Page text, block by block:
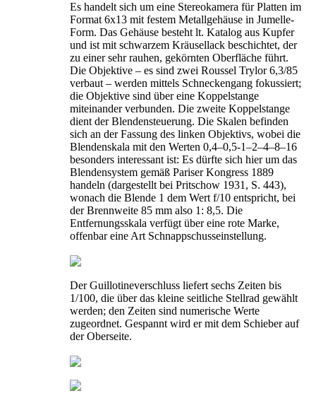
Es handelt sich um eine Stereokamera für Platten im
Format 6x13 mit festem Metallgehäuse in Jumelle-
Form. Das Gehäuse besteht lt. Katalog aus Kupfer
und ist mit schwarzem Kräusellack beschichtet, der
zu einer sehr rauhen, gekörnten Oberfläche führt.
Die Objektive – es sind zwei Roussel Trylor 6,3/85
verbaut – werden mittels Schneckengang fokussiert;
die Objektive sind über eine Koppelstange
miteinander verbunden. Die zweite Koppelstange
dient der Blendensteuerung. Die Skalen befinden
sich an der Fassung des linken Objektivs, wobei die
Blendenskala mit den Werten 0,4–0,5-1–2–4–8–16
besonders interessant ist: Es dürfte sich hier um das
Blendensystem gemäß Pariser Kongress 1889
handeln (dargestellt bei Pritschow 1931, S. 443),
wonach die Blende 1 dem Wert f/10 entspricht, bei
der Brennweite 85 mm also 1: 8,5. Die
Entfernungsskala verfügt über eine rote Marke,
offenbar eine Art Schnappschusseinstellung.
Der Guillotineverschluss liefert sechs Zeiten bis
1/100, die über das kleine seitliche Stellrad gewählt
werden; den Zeiten sind numerische Werte
zugeordnet. Gespannt wird er mit dem Schieber auf
der Oberseite.